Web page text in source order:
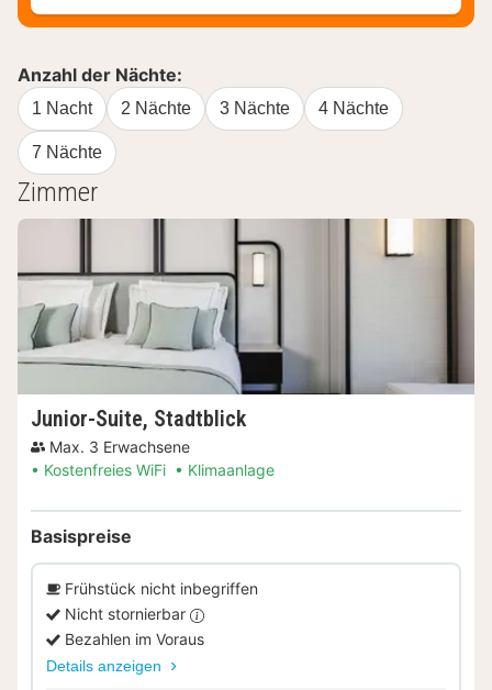
Anzahl der Nächte:
1 Nacht 2 Nächte 3 Nächte 4 Nächte
7 Nächte
Zimmer
Junior-Suite, Stadtblick
Max. 3 Erwachsene
Kostenfreies WiFi
Klimaanlage
Basispreise
Frühstück nicht inbegriffen
Nicht stornierbar
Bezahlen im Voraus
Details anzeigen